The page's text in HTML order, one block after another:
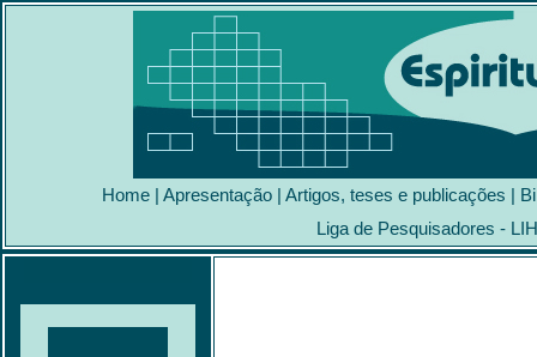
Home | Apresentação | Artigos, teses e publicações |
Liga de Pesquisadores -